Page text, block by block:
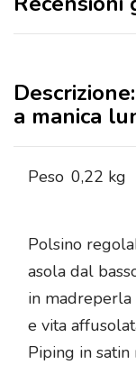
a manica
Peso 0,22 kg
Polsino
asola dal
in madreperla
e vita
Piping in